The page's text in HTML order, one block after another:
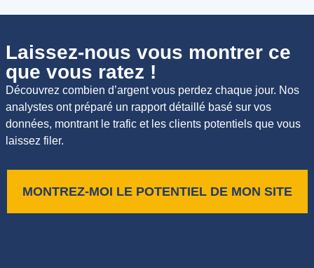
Laissez-nous vous montrer ce
que vous ratez !
Découvrez combien d’argent vous perdez chaque jour. Nos
analystes ont préparé un rapport détaillé basé sur vos
données, montrant le trafic et les clients potentiels que vous
laissez filer.
MONTREZ-MOI LE POTENTIEL DE MON SITE